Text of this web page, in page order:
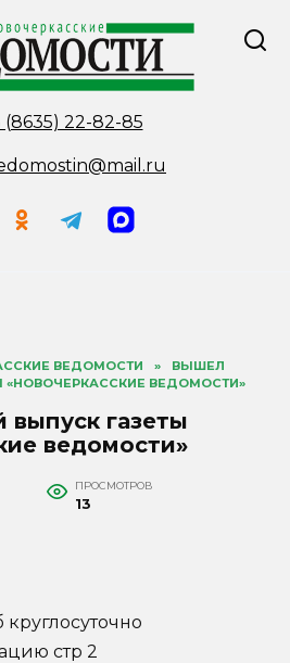
(8635) 22-82-85
ВЕДОМОСТИ »
ВЫШЕЛ
«НОВОЧЕРКАССКИЕ ВЕДОМОСТИ»
газеты
ведомости»
ПРОСМОТРОВ
13
стр 2